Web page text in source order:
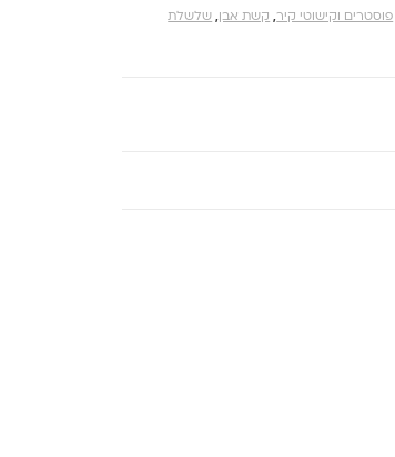
פוסטרים וקישוטי קיר, קשת אבן, שלשלת